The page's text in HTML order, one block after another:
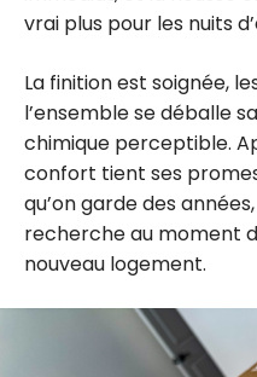
vrai plus pour les nuits
La finition est soignée,
l’ensemble se déballe
chimique perceptible.
confort tient ses
qu’on garde des
recherche au moment
nouveau logement.